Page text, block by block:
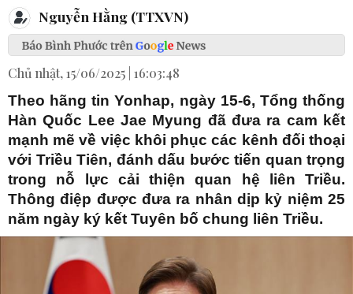
Nguyễn Hằng (TTXVN)
Chủ nhật, 15/06/2025 | 16:03:48
Theo hãng tin Yonhap, ngày 15-6, Tổng thống
Hàn Quốc Lee Jae Myung đã đưa ra cam kết
mạnh mẽ về việc khôi phục các kênh đối thoại
với Triều Tiên, đánh dấu bước tiến quan trọng
trong nỗ lực cải thiện quan hệ liên Triều.
Thông điệp được đưa ra nhân dịp kỷ niệm 25
năm ngày ký kết Tuyên bố chung liên Triều.